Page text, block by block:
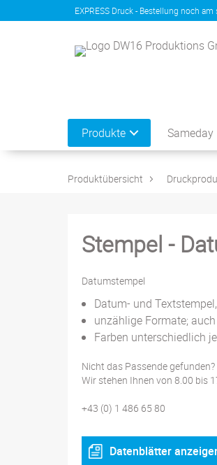
EXPRESS Druck - Bestellung noch
Produkte Sameday
Produktübersicht
Stempel -
Datumstempel
Datum- und
unzählige Formate;
Farben unterschiedlich
Nicht das Passende gefunden?
Wir stehen Ihnen von 8.00 bis
+43 (0) 1 486 65 80
Datenblätter